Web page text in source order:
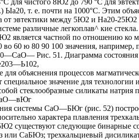
т. е. почти на 1000°С. Этим
от эвтектики между 5Ю2 и На20-25Ю2
различные легкоплав^ кие стекла.
является частной по отношению ко
во 60 ю 80 90 100 значения,
Рис. 51. Диаграмма состояния
объяснения процессов
значение для технологии
стеклообразные силикаты
системы СаО—БЮг (рис. 52)
характера плавления
существуют следующие бинарные
СаБЮз; трехкальциевый